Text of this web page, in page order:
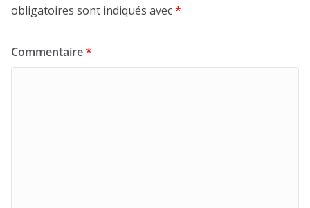
obligatoires sont indiqués avec*
Commentaire*